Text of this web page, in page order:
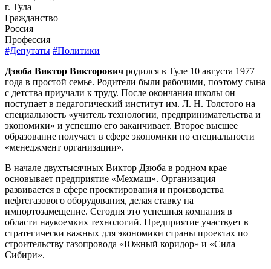
г. Тула
Гражданство
Россия
Профессия
#Депутаты #Политики
Дзюба Виктор Викторович родился в Туле 10 августа 1977
года в простой семье. Родители были рабочими, поэтому сына
с детства приучали к труду. После окончания школы он
поступает в педагогический институт им. Л. Н. Толстого на
специальность «учитель технологии, предпринимательства и
экономики» и успешно его заканчивает. Второе высшее
образование получает в сфере экономики по специальности
«менеджмент организации».
В начале двухтысячных Виктор Дзюба в родном крае
основывает предприятие «Мехмаш». Организация
развивается в сфере проектирования и производства
нефтегазового оборудования, делая ставку на
импортозамещение. Сегодня это успешная компания в
области наукоемких технологий. Предприятие участвует в
стратегически важных для экономики страны проектах по
строительству газопровода «Южный коридор» и «Сила
Сибири».